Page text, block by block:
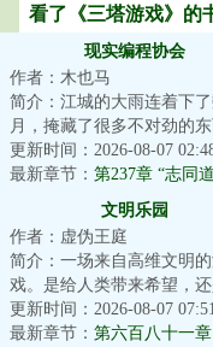
看了《三塔游戏》的
现实编程协会
作者：木也马
简介：江城的大雨连着下
月，掩藏了很多不对劲的东
余弦觉得自己病了：身边人
消失，微笑自杀案...
更新时间：2026-08-07
最新章节： 第237章 “志同
文明乐园
作者：虚伪王庭
简介：一场来自高维文明
戏。是给人类带来希望，还
谋？面对即将熄灭的文明。
助点燃火种，还是...
更新时间：2026-08-07
最新章节： 第六百八十一